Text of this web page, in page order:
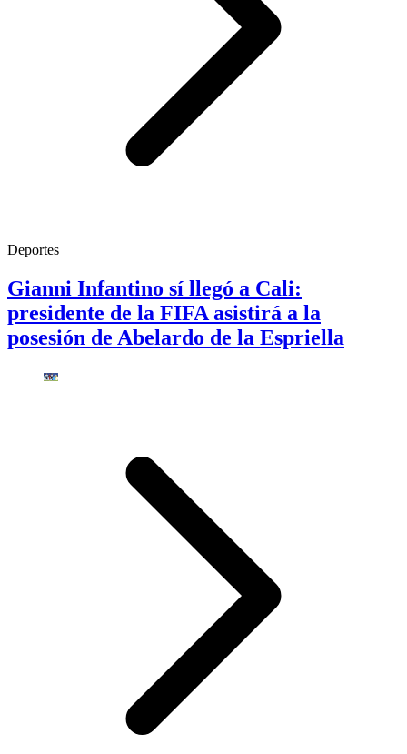
Deportes
Gianni Infantino sí llegó a Cali:
presidente de la FIFA asistirá a la
posesión de Abelardo de la Espriella